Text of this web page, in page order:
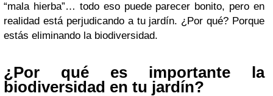
“mala hierba”… todo eso puede parecer bonito, pero en
realidad está perjudicando a tu jardín. ¿Por qué? Porque
estás eliminando la biodiversidad.
¿Por qué es importante la
biodiversidad en tu jardín?